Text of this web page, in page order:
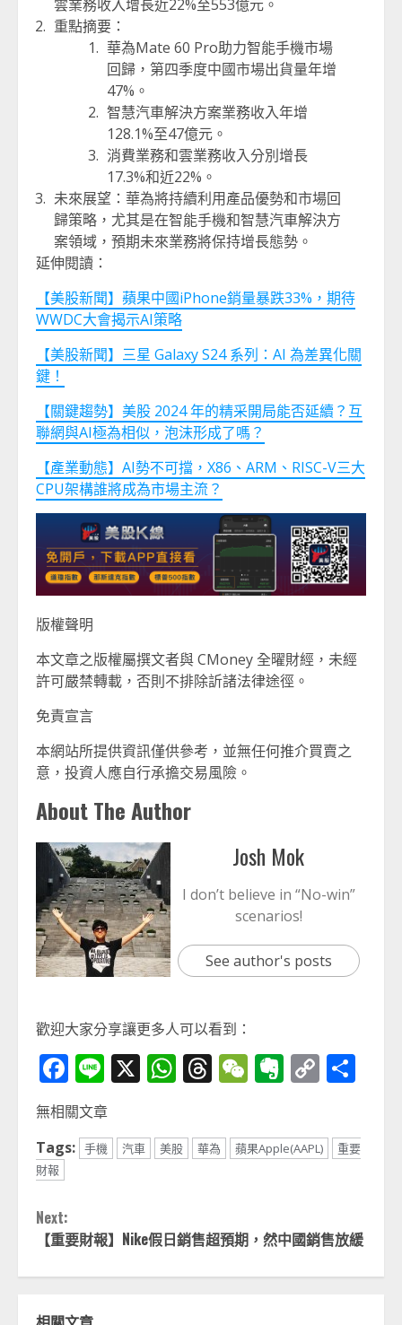
雲業務收入增長近22%至553億元。
重點摘要：
華為Mate 60 Pro助力智能手機市場
回歸，第四季度中國市場出貨量年增
47%。
智慧汽車解決方案業務收入年增
128.1%至47億元。
消費業務和雲業務收入分別增長
17.3%和近22%。
未來展望：華為將持續利用產品優勢和市場回
歸策略，尤其是在智能手機和智慧汽車解決方
案領域，預期未來業務將保持增長態勢。
延伸閱讀：
【美股新聞】蘋果中國iPhone銷量暴跌33%，期待
WWDC大會揭示AI策略
【美股新聞】三星 Galaxy S24 系列：AI 為差異化關
鍵！
【關鍵趨勢】美股 2024 年的精采開局能否延續？互
聯網與AI極為相似，泡沫形成了嗎？
【產業動態】AI勢不可擋，X86、ARM、RISC-V三大
CPU架構誰將成為市場主流？
版權聲明
本文章之版權屬撰文者與 CMoney 全曜財經，未經
許可嚴禁轉載，否則不排除訢諸法律途徑。
免責宣言
本網站所提供資訊僅供參考，並無任何推介買賣之
意，投資人應自行承擔交易風險。
About The Author
Josh Mok
I don’t believe in “No-win”
scenarios!
See author's posts
歡迎大家分享讓更多人可以看到：
Facebook
Line
X WhatsApp
Threads
WeChat
Evernote
Copy
無相關文章
Tags: 手機 汽車 美股 華為 蘋果Apple(AAPL)
重要
財報
Continue
Reading
Next:
【重要財報】Nike假日銷售超預期，然中國銷售放緩